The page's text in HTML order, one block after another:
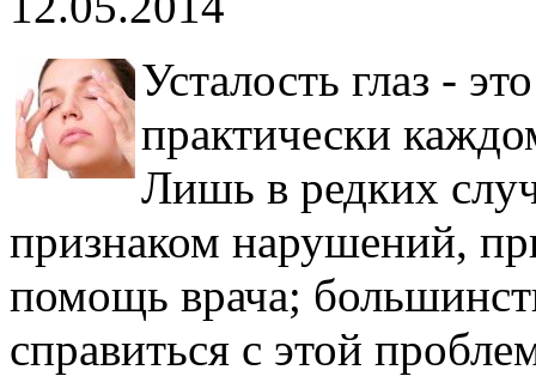
Усталость глаз -
практически
Лишь в редких
признаком нарушений,
помощь врача;
справиться с этой